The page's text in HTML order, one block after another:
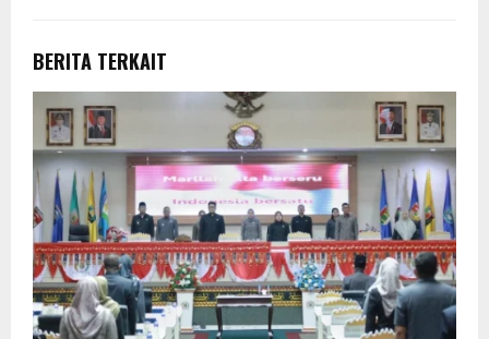
BERITA TERKAIT